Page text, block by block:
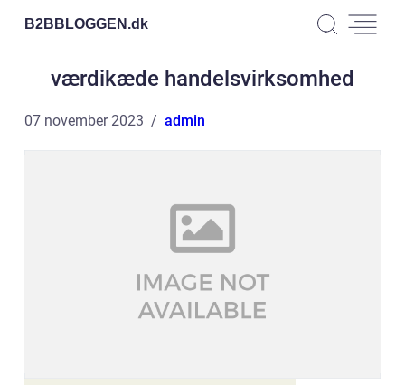
B2BBLOGGEN.dk
værdikæde handelsvirksomhed
07 november 2023 admin